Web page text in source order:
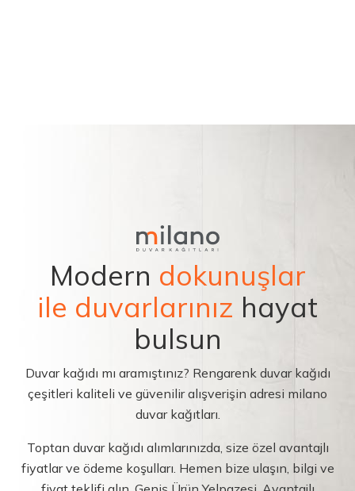
Modern dokunuşlar
ile duvarlarınız hayat
bulsun
Duvar kağıdı mı aramıştınız? Rengarenk duvar kağıdı
çeşitleri kaliteli ve güvenilir alışverişin adresi milano
duvar kağıtları.
Toptan duvar kağıdı alımlarınızda, size özel avantajlı
fiyatlar ve ödeme koşulları. Hemen bize ulaşın, bilgi ve